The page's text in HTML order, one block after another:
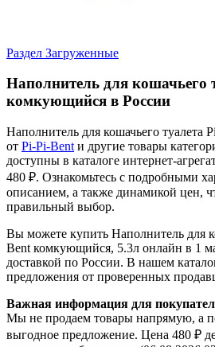
Раздел Загруженные
Наполнитель для кошачьего
комкующийся в России
Наполнитель для кошачьего туалета
от Pi-Pi-Bent и другие товары
доступны в каталоге интернет-
480 ₽. Ознакомьтесь с подробными
описанием, а также динамикой цен,
правильный выбор.
Вы можете купить Наполнитель для
Bent комкующийся, 5.3л онлайн в 1
доставкой по России. В нашем
предложения от проверенных
Важная информация для
Мы не продаем товары напрямую, а
выгодное предложение. Цена 480 ₽